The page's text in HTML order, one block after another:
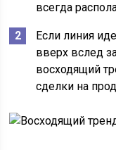
всегда
Если линия
вверх вслед
восходящий
сделки на